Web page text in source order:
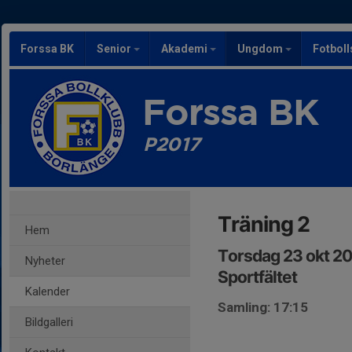
Forssa BK Senior Akademi Ungdom
Forssa BK
P2017
Hem
Nyheter
Kalender
Bildgalleri
Träning 2
Torsdag 23 okt
Sportfältet
Samling: 17:15